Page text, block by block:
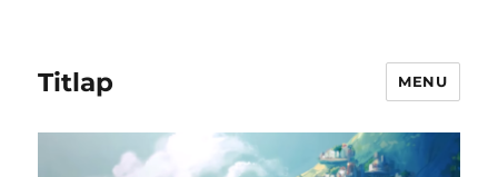
Titlap MENU